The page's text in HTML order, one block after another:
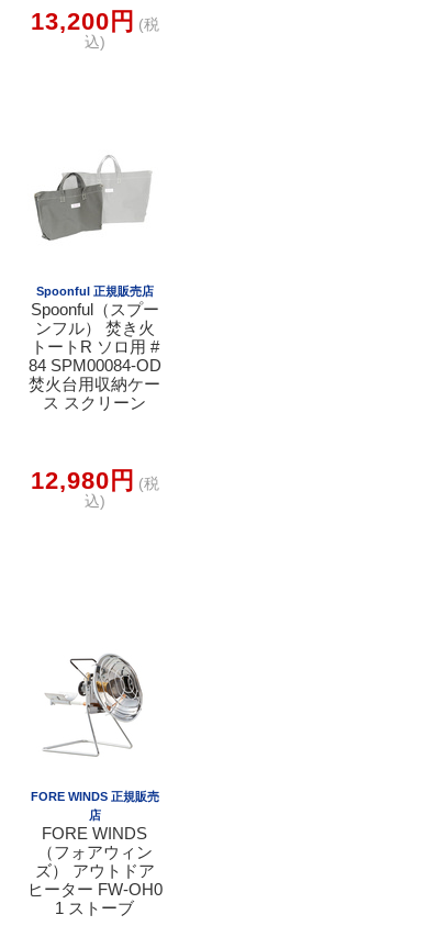
13,200円 (税
込)
Spoonful 正規販売店
Spoonful（スプー
ンフル） 焚き火
トートR ソロ用 #
84 SPM00084-OD
焚火台用収納ケー
ス スクリーン
12,980円 (税
込)
FORE WINDS 正規販売
店
FORE WINDS
（フォアウィン
ズ） アウトドア
ヒーター FW-OH0
1 ストーブ